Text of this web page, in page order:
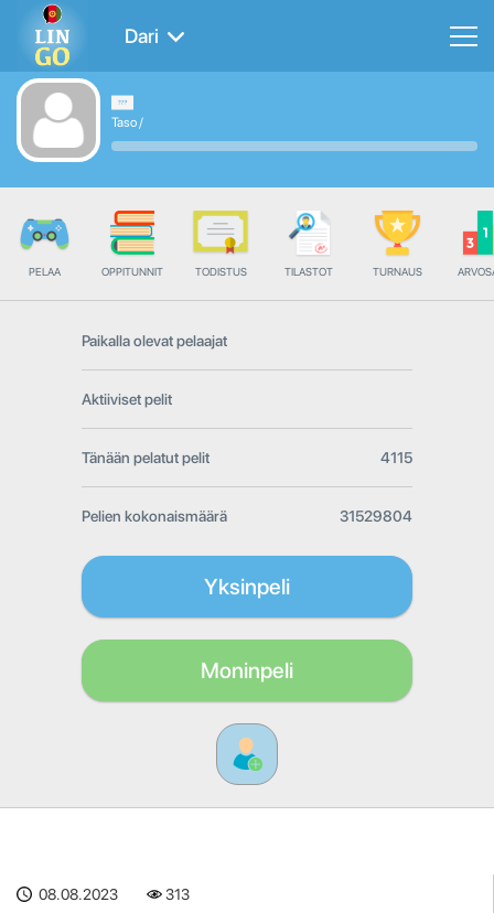
Dari
Taso/
PELAA OPPITUNNIT TODISTUS TILASTOT TURNAUS
Paikalla olevat pelaajat
Aktiiviset pelit
Tänään pelatut pelit 4115
Pelien kokonaismäärä 31529804
Yksinpeli
Moninpeli
08.08.2023 313